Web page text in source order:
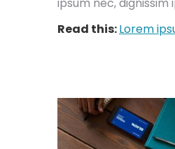
Read this:Lorem